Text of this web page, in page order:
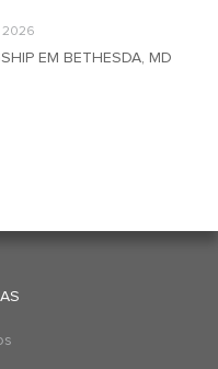
EM BETHESDA, MD